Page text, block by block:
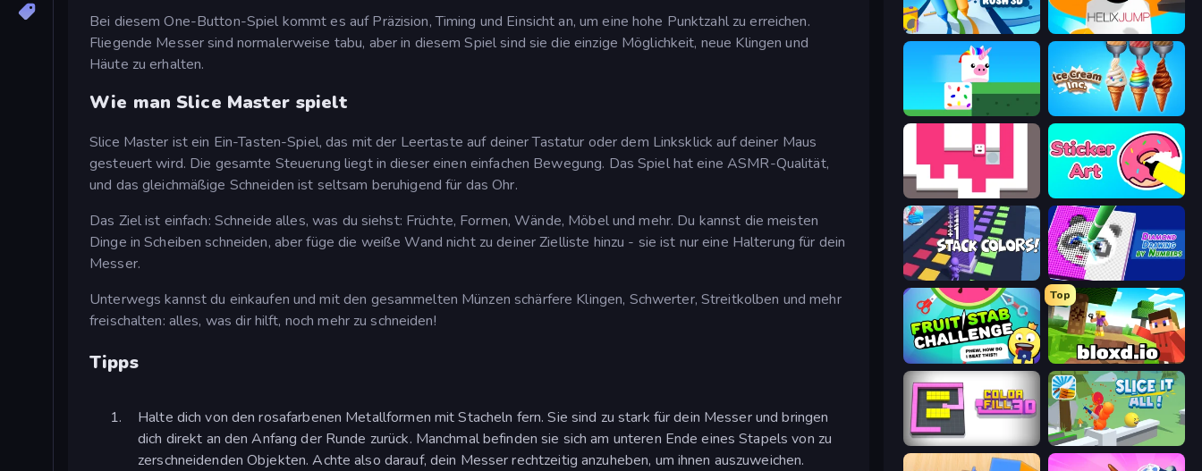
Bei diesem One-Button-Spiel kommt es auf Präzision, Timing und Einsicht an, um eine hohe Punktzahl zu erreichen.
Fliegende Messer sind normalerweise tabu, aber in diesem Spiel sind sie die einzige Möglichkeit, neue Klingen und
Häute zu erhalten.
Wie man Slice Master spielt
Slice Master ist ein Ein-Tasten-Spiel, das mit der Leertaste auf deiner Tastatur oder dem Linksklick auf deiner Maus
gesteuert wird. Die gesamte Steuerung liegt in dieser einen einfachen Bewegung. Das Spiel hat eine ASMR-Qualität,
und das gleichmäßige Schneiden ist seltsam beruhigend für das Ohr.
Das Ziel ist einfach: Schneide alles, was du siehst: Früchte, Formen, Wände, Möbel und mehr. Du kannst die meisten
Dinge in Scheiben schneiden, aber füge die weiße Wand nicht zu deiner Zielliste hinzu - sie ist nur eine Halterung für dein
Messer.
Unterwegs kannst du einkaufen und mit den gesammelten Münzen schärfere Klingen, Schwerter, Streitkolben und mehr
freischalten: alles, was dir hilft, noch mehr zu schneiden!
Tipps
Halte dich von den rosafarbenen Metallformen mit Stacheln fern. Sie sind zu stark für dein Messer und bringen
dich direkt an den Anfang der Runde zurück. Manchmal befinden sie sich am unteren Ende eines Stapels von zu
zerschneidenden Objekten. Achte also darauf, dein Messer rechtzeitig anzuheben, um ihnen auszuweichen.
Pencil Rush Helix Jump
Stacky Bird Ice Cream Inc.
Just Slide (Remastered)
Stack Colors
Fruit Stab Challenge
Top
Bloxd.io
Color Fill 3D Slice It All!